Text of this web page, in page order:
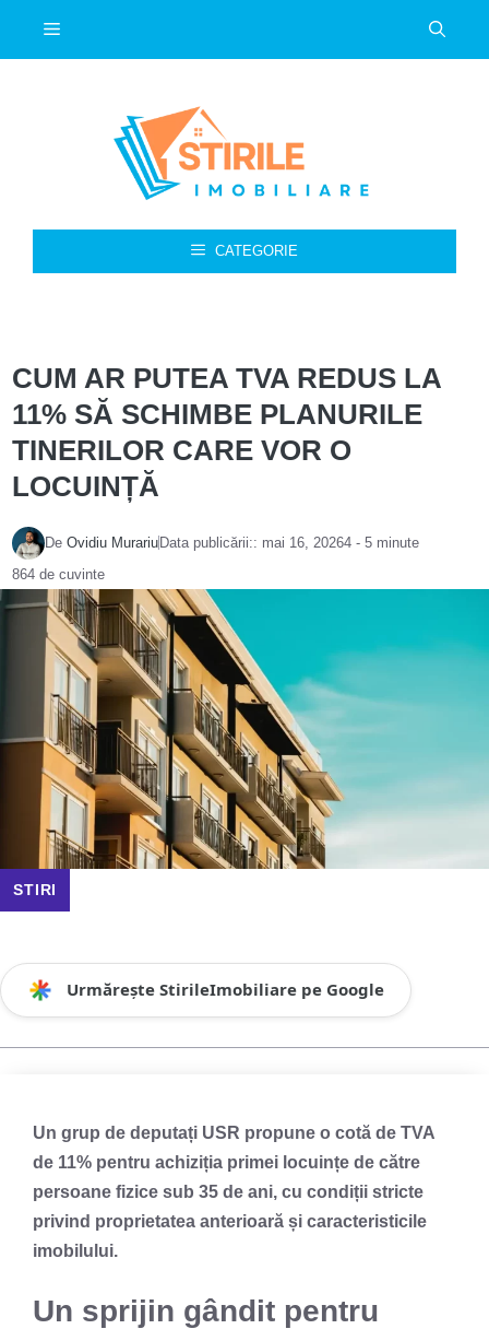
Meniu
CATEGORIE
CUM AR PUTEA TVA REDUS LA
11% SĂ SCHIMBE PLANURILE
TINERILOR CARE VOR O
LOCUINȚĂ
De Ovidiu Murariu Data publicării:: mai 16, 20264 - 5 minute
864 de cuvinte
STIRI
Urmărește StirileImobiliare pe Google
Un grup de deputați USR propune o cotă de TVA
de 11% pentru achiziția primei locuințe de către
persoane fizice sub 35 de ani, cu condiții stricte
privind proprietatea anterioară și caracteristicile
imobilului.
Un sprijin gândit pentru